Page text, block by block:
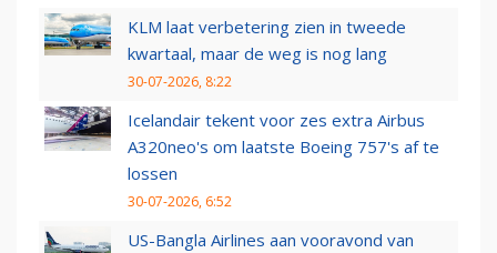
KLM laat verbetering zien in tweede
kwartaal, maar de weg is nog lang
30-07-2026, 8:22
Icelandair tekent voor zes extra Airbus
A320neo's om laatste Boeing 757's af te
lossen
30-07-2026, 6:52
US-Bangla Airlines aan vooravond van